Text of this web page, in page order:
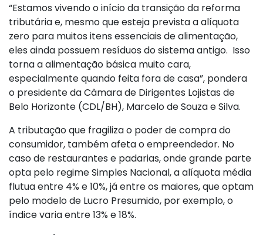
“Estamos vivendo o início da transição da reforma
tributária e, mesmo que esteja prevista a alíquota
zero para muitos itens essenciais de alimentação,
eles ainda possuem resíduos do sistema antigo. Isso
torna a alimentação básica muito cara,
especialmente quando feita fora de casa”, pondera
o presidente da Câmara de Dirigentes Lojistas de
Belo Horizonte (CDL/BH), Marcelo de Souza e Silva.
A tributação que fragiliza o poder de compra do
consumidor, também afeta o empreendedor. No
caso de restaurantes e padarias, onde grande parte
opta pelo regime Simples Nacional, a alíquota média
flutua entre 4% e 10%, já entre os maiores, que optam
pelo modelo de Lucro Presumido, por exemplo, o
índice varia entre 13% e 18%.